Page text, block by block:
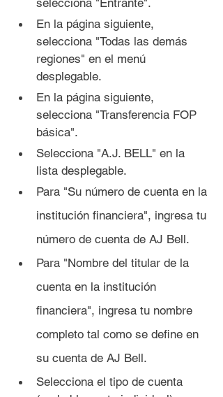
selecciona "Entrante".
En la página siguiente,
selecciona "Todas las demás
regiones" en el menú
desplegable.
En la página siguiente,
selecciona "Transferencia FOP
básica".
Selecciona "A.J. BELL" en la
lista desplegable.
Para "Su número de cuenta en la
institución financiera", ingresa tu
número de cuenta de AJ Bell.
Para "Nombre del titular de la
cuenta en la institución
financiera", ingresa tu nombre
completo tal como se define en
su cuenta de AJ Bell.
Selecciona el tipo de cuenta